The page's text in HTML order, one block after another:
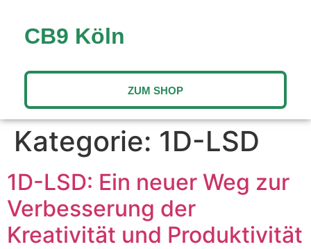
CB9 Köln
ZUM SHOP
Kategorie: 1D-LSD
1D-LSD: Ein neuer Weg zur
Verbesserung der
Kreativität und Produktivität